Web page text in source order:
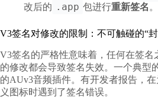
改后的 .app 包进行重新签名 。
V3签名对修改的限制：不可触碰的“
V3签名的严格性意味着，任何在签名
的修改都会导致签名失效。一个典型
的AUv3音频插件。有开发者报告，
义图标时遇到了签名错误。